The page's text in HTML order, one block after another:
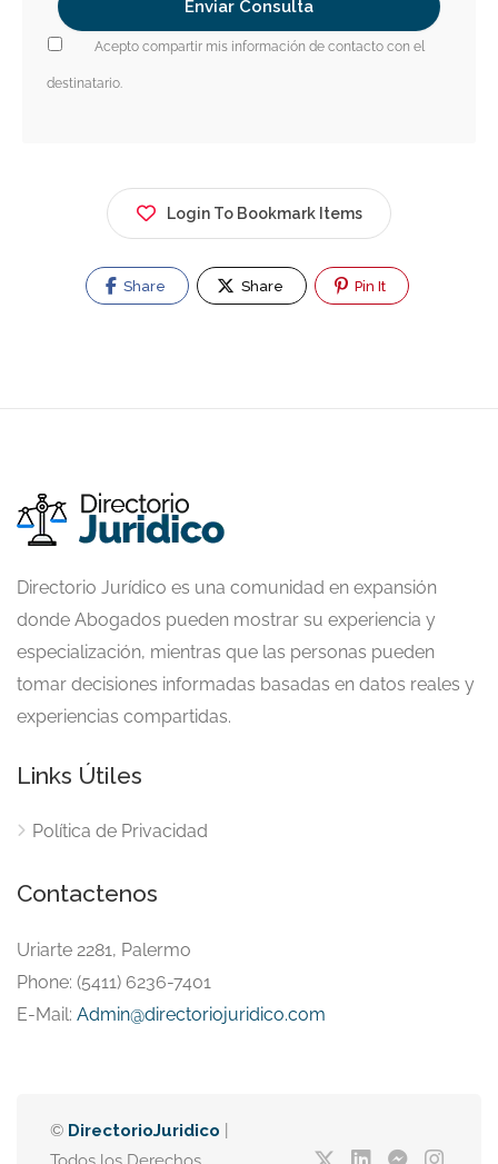
Acepto compartir mis información de contacto con el
destinatario.
Login To Bookmark Items
Share Share Pin It
Directorio Jurídico es una comunidad en expansión
donde Abogados pueden mostrar su experiencia y
especialización, mientras que las personas pueden
tomar decisiones informadas basadas en datos reales y
experiencias compartidas.
Links Útiles
Política de Privacidad
Contactenos
Uriarte 2281, Palermo
Phone: (5411) 6236-7401
E-Mail: Admin@directoriojuridico.com
© DirectorioJuridico